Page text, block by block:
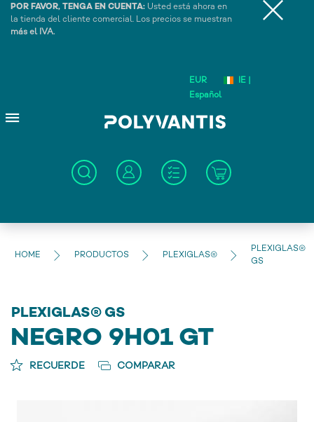
POR FAVOR, TENGA EN CUENTA: Usted está ahora en
la tienda del cliente comercial. Los precios se muestran
más el IVA.
EUR
IE |
Español
HOME PRODUCTOS PLEXIGLAS®
PLEXIGLAS®
GS
PLEXIGLAS® GS
NEGRO 9H01 GT
RECUERDE COMPARAR